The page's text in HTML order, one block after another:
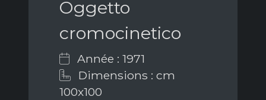
Oggetto
cromocinetico
Année : 1971
Dimensions : cm
100x100